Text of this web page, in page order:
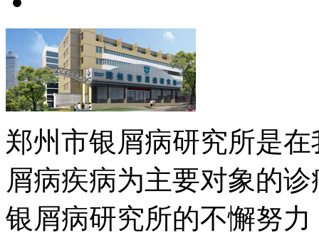
郑州市银屑病研究所是
屑病疾病为主要对象的
银屑病研究所的不懈努